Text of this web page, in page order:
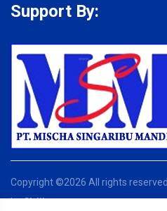
Support By:
Copyright ©2026 All rights
byClrlib